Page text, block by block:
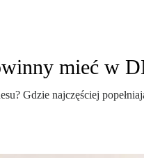
mieć w
Gdzie najczęściej